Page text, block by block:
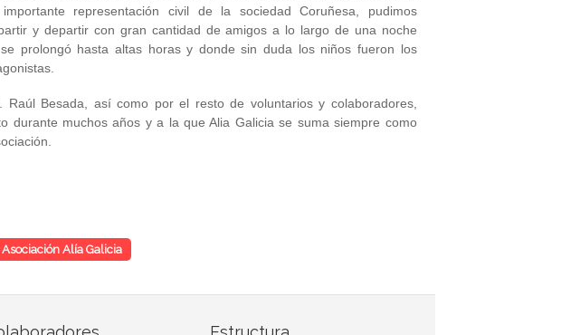
representación civil de la sociedad Coruñesa, pudimos
y departir con gran cantidad de amigos a lo largo de una noche
prolongó hasta altas horas y donde sin duda los niños fueron los
Besada, así como por el resto de voluntarios y colaboradores,
durante muchos años y a la que Alia Galicia se suma siempre como
Alía Galicia